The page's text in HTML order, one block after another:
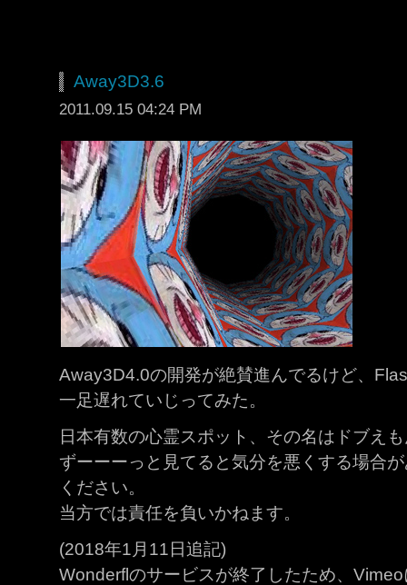
Away3D3.6
2011.09.15 04:24 PM
Away3D4.0の開発が絶賛進んでるけど、
一足遅れていじってみた。
日本有数の心霊スポット、その名はドブえ
ずーーーっと見てると気分を悪くする場合
ください。
当方では責任を負いかねます。
(2018年1月11日追記)
Wonderflのサービスが終了したため、